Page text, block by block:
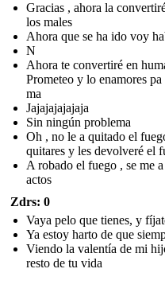
Gracias , ahora la
los males
Ahora que se ha ido voy
N
Ahora te convertiré en
Prometeo y lo enamores
ma
Jajajajajajaja
Sin ningún problema
Oh , no le a quitado el
quitares y les devolveré el
A robado el fuego , se me
actos
Zdrs: 0
Vaya pelo que tienes, y
Ya estoy harto de que
Viendo la valentía de mi
resto de tu vida